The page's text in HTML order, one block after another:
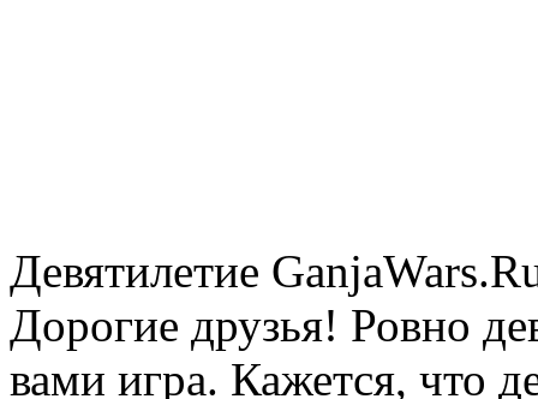
Девятилетие
Дорогие друзья! Ровно
вами игра. Кажется, что